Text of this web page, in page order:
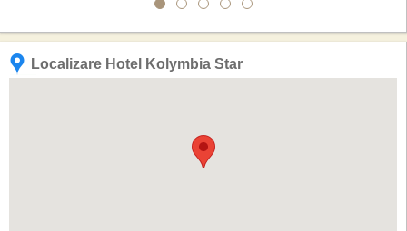
Localizare Hotel Kolymbia Star